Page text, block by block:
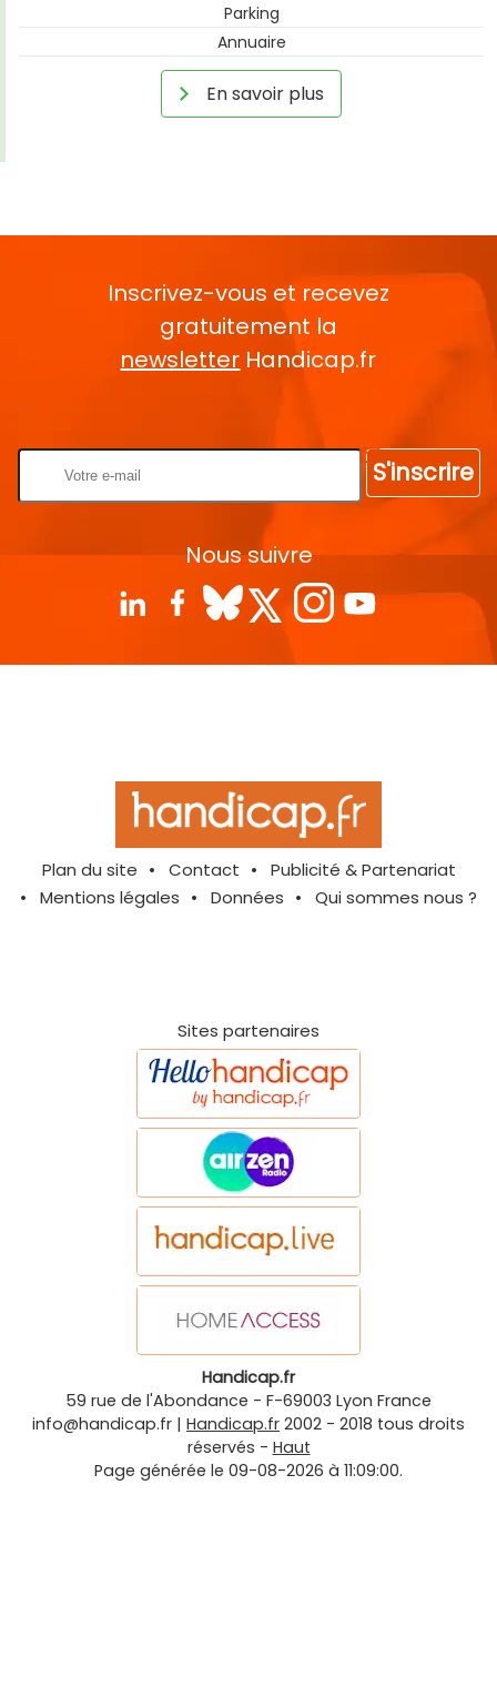
Parking
Annuaire
En savoir plus
Inscrivez-vous et recevez
gratuitement la
newsletter Handicap.fr
S'inscrire
Nous suivre
Plan du site Contact
Publicité & Partenariat
Mentions légales
Données Qui sommes nous ?
Sites partenaires
Handicap.fr
59 rue de l'Abondance - F-69003 Lyon France
info@handicap.fr | Handicap.fr 2002 - 2018 tous droits
réservés - Haut
Page générée le 09-08-2026 à 11:09:00.